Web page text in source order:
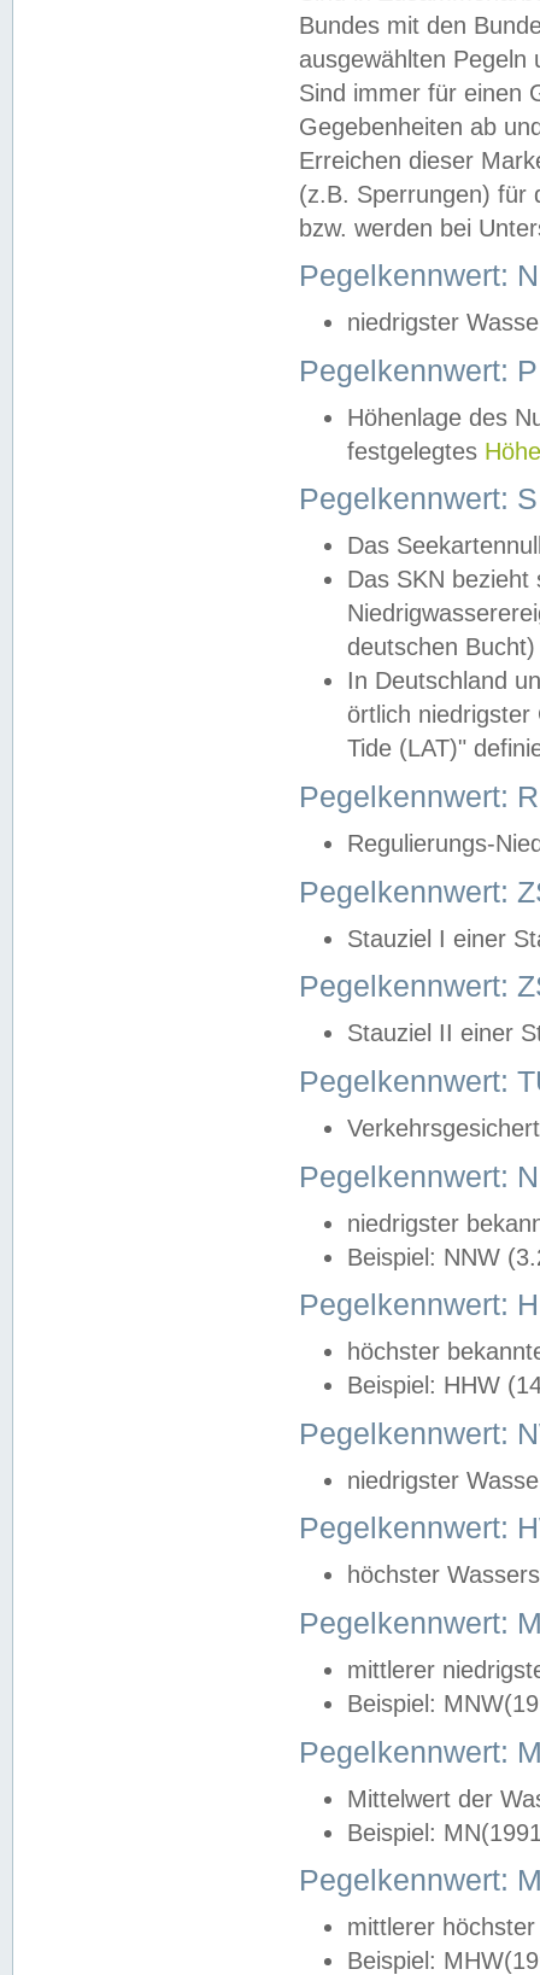
Bundes mit den
ausgewählten
Sind immer für einen
Gegebenheiten ab
Erreichen dieser
(z.B. Sperrungen) für
bzw. werden bei
Pegelkennwert:
niedrigster
Pegelkennwert:
Höhenlage des
festgelegtes
Pegelkennwert:
Das
Das SKN
deutschen
In Deutschland
örtlich
Tide (LAT)"
Pegelkennwert:
Regulierungs-
Pegelkennwert:
Stauziel I einer
Pegelkennwert:
Stauziel II einer
Pegelkennwert:
Pegelkennwert:
niedrigster
Beispiel: NNW
Pegelkennwert:
höchster
Beispiel: HHW
Pegelkennwert:
niedrigster
Pegelkennwert:
höchster
Pegelkennwert:
mittlerer
Beispiel:
Pegelkennwert:
Mittelwert der
Beispiel:
Pegelkennwert:
mittlerer
Beispiel: